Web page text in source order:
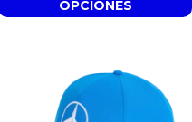
OPCIONES